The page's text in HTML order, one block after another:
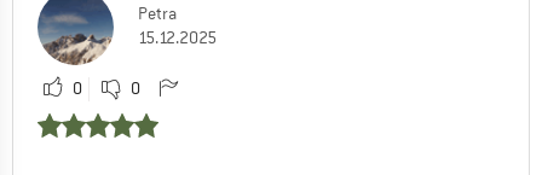
Petra
15.12.2025
0 0